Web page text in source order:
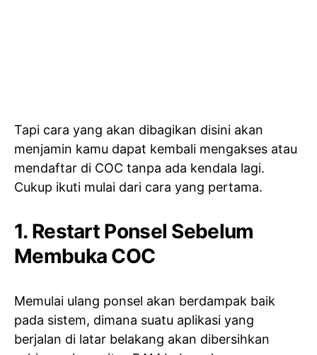
Tapi cara yang akan dibagikan disini akan
menjamin kamu dapat kembali mengakses atau
mendaftar di COC tanpa ada kendala lagi.
Cukup ikuti mulai dari cara yang pertama.
1. Restart Ponsel Sebelum
Membuka COC
Memulai ulang ponsel akan berdampak baik
pada sistem, dimana suatu aplikasi yang
berjalan di latar belakang akan dibersihkan